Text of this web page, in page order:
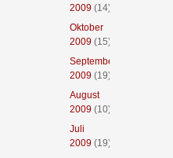
2009 (14)
Oktober
2009 (15)
September
2009 (19)
August
2009 (10)
Juli
2009 (19)